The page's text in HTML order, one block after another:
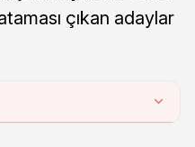
çıkan adaylar